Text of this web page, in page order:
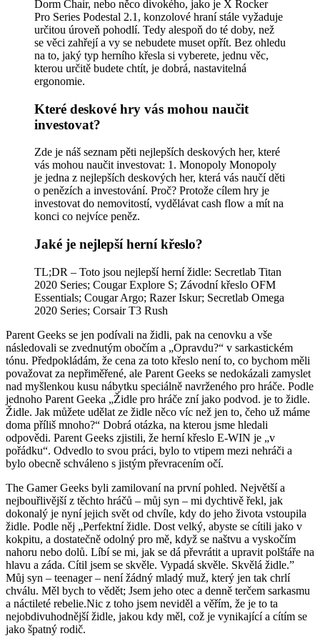
Dorm Chair, nebo něco divokého, jako je X Rocker
Pro Series Podestal 2.1, konzolové hraní stále vyžaduje
určitou úroveň pohodlí. Tedy alespoň do té doby, než
se věci zahřejí a vy se nebudete muset opřít. Bez ohledu
na to, jaký typ herního křesla si vyberete, jednu věc,
kterou určitě budete chtít, je dobrá, nastavitelná
ergonomie.
Které deskové hry vás mohou naučit
investovat?
Zde je náš seznam pěti nejlepších deskových her, které
vás mohou naučit investovat: 1. Monopoly Monopoly
je jedna z nejlepších deskových her, která vás naučí děti
o penězích a investování. Proč? Protože cílem hry je
investovat do nemovitostí, vydělávat cash flow a mít na
konci co nejvíce peněz.
Jaké je nejlepší herní křeslo?
TL;DR – Toto jsou nejlepší herní židle: Secretlab Titan
2020 Series; Cougar Explore S; Závodní křeslo OFM
Essentials; Cougar Argo; Razer Iskur; Secretlab Omega
2020 Series; Corsair T3 Rush
Parent Geeks se jen podívali na židli, pak na cenovku a vše
následovali se zvednutým obočím a „Opravdu?“ v sarkastickém
tónu. Předpokládám, že cena za toto křeslo není to, co bychom měli
považovat za nepřiměřené, ale Parent Geeks se nedokázali zamyslet
nad myšlenkou kusu nábytku speciálně navrženého pro hráče. Podle
jednoho Parent Geeka „Židle pro hráče zní jako podvod. je to židle.
Židle. Jak můžete udělat ze židle něco víc než jen to, čeho už máme
doma příliš mnoho?“ Dobrá otázka, na kterou jsme hledali
odpovědi. Parent Geeks zjistili, že herní křeslo E-WIN je „v
pořádku“. Odvedlo to svou práci, bylo to vtipem mezi nehráči a
bylo obecně schváleno s jistým převracením očí.
The Gamer Geeks byli zamilovaní na první pohled. Největší a
nejbouřlivější z těchto hráčů – můj syn – mi dychtivě řekl, jak
dokonalý je nyní jejich svět od chvíle, kdy do jeho života vstoupila
židle. Podle něj „Perfektní židle. Dost velký, abyste se cítili jako v
kokpitu, a dostatečně odolný pro mě, když se naštvu a vyskočím
nahoru nebo dolů. Líbí se mi, jak se dá převrátit a upravit polštáře na
hlavu a záda. Cítil jsem se skvěle. Vypadá skvěle. Skvělá židle.”
Můj syn – teenager – není žádný mladý muž, který jen tak chrlí
chválu. Měl bych to vědět; Jsem jeho otec a denně terčem sarkasmu
a náctileté rebelie.Nic z toho jsem neviděl a věřím, že je to ta
nejobdivuhodnější židle, jakou kdy měl, což je vynikající a cítím se
jako špatný rodič.